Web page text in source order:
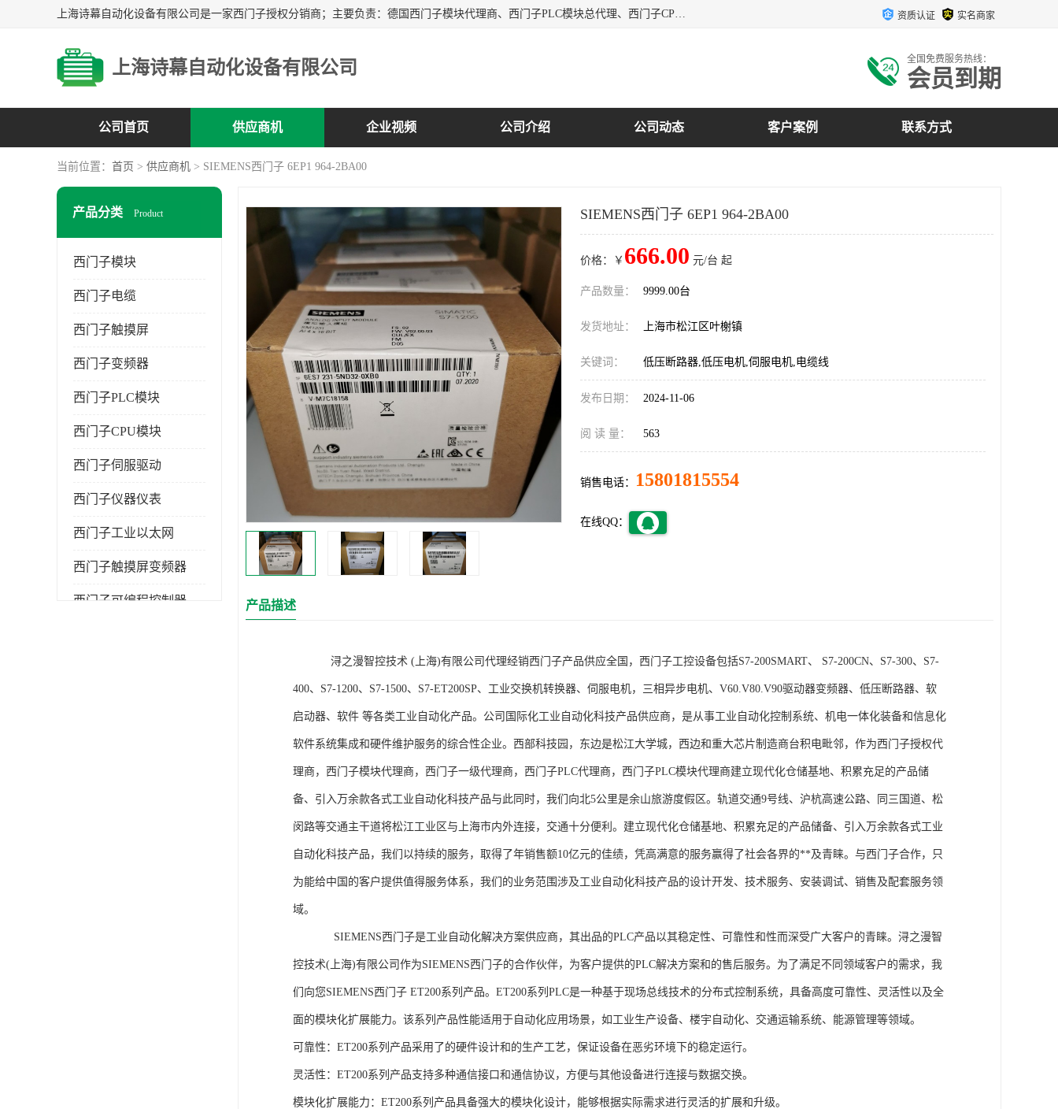
上海诗幕自动化设备有限公司是一家西门子授权分销商；主要负责：德国西门子模块代理商、西门子PLC模块总代理、西门子CPU模块代理商、西门子电缆代理、西门子触摸屏变频器总代理等专销售西门子各系列产品；实体公司，诚信经营，价格优势，品质保证，库存量大，供应！ 资质认证 实名商家
上海诗幕自动化设备有限公司 全国免费服务热线：
会员到期
公司首页 供应商机 企业视频 公司介绍 公司动态 客户案例 联系方式
当前位置： 首页 > 供应商机 > SIEMENS西门子 6EP1 964-2BA00
产品分类 Product
西门子模块
西门子电缆
西门子触摸屏
西门子变频器
西门子PLC模块
西门子CPU模块
西门子伺服驱动
西门子仪器仪表
西门子工业以太网
西门子触摸屏变频器
西门子可编程控制器
SIEMENS西门子 6EP1 964-2BA00
价格：￥ 666.00 元/台 起
产品数量： 9999.00台
发货地址： 上海市松江区叶榭镇
关键词： 低压断路器,低压电机,伺服电机,电缆线
发布日期： 2024-11-06
阅 读 量： 563
销售电话： 15801815554
在线QQ：
产品描述
浔之漫智控技术 (上海)有限公司代理经销西门子产品供应全国，西门子工控设备包括S7-200SMART、 S7-200CN、S7-300、S7-
400、S7-1200、S7-1500、S7-ET200SP、工业交换机转换器、伺服电机，三相异步电机、V60.V80.V90驱动器变频器、低压断路器、软
启动器、软件 等各类工业自动化产品。公司国际化工业自动化科技产品供应商，是从事工业自动化控制系统、机电一体化装备和信息化
软件系统集成和硬件维护服务的综合性企业。西部科技园，东边是松江大学城，西边和重大芯片制造商台积电毗邻，作为西门子授权代
理商，西门子模块代理商，西门子一级代理商，西门子PLC代理商，西门子PLC模块代理商建立现代化仓储基地、积累充足的产品储
备、引入万余款各式工业自动化科技产品与此同时，我们向北5公里是余山旅游度假区。轨道交通9号线、沪杭高速公路、同三国道、松
闵路等交通主干道将松江工业区与上海市内外连接，交通十分便利。建立现代化仓储基地、积累充足的产品储备、引入万余款各式工业
自动化科技产品，我们以持续的服务，取得了年销售额10亿元的佳绩，凭高满意的服务赢得了社会各界的**及青睐。与西门子合作，只
为能给中国的客户提供值得服务体系，我们的业务范围涉及工业自动化科技产品的设计开发、技术服务、安装调试、销售及配套服务领
域。
SIEMENS西门子是工业自动化解决方案供应商，其出品的PLC产品以其稳定性、可靠性和性而深受广大客户的青睐。浔之漫智
控技术(上海)有限公司作为SIEMENS西门子的合作伙伴，为客户提供的PLC解决方案和的售后服务。为了满足不同领域客户的需求，我
们向您SIEMENS西门子 ET200系列产品。ET200系列PLC是一种基于现场总线技术的分布式控制系统，具备高度可靠性、灵活性以及全
面的模块化扩展能力。该系列产品性能适用于自动化应用场景，如工业生产设备、楼宇自动化、交通运输系统、能源管理等领域。
可靠性：ET200系列产品采用了的硬件设计和的生产工艺，保证设备在恶劣环境下的稳定运行。
灵活性：ET200系列产品支持多种通信接口和通信协议，方便与其他设备进行连接与数据交换。
模块化扩展能力：ET200系列产品具备强大的模块化设计，能够根据实际需求进行灵活的扩展和升级。